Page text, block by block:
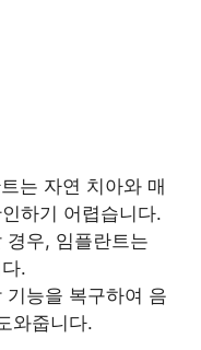
는 자연 치아와 매
하기 어렵습니다.
경우, 임플란트는
.
기능을 복구하여 음
와줍니다.